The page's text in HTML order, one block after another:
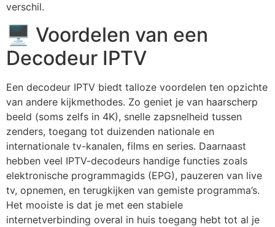
verschil.
🖥️ Voordelen van een
Decodeur IPTV
Een decodeur IPTV biedt talloze voordelen ten opzichte
van andere kijkmethodes. Zo geniet je van haarscherp
beeld (soms zelfs in 4K), snelle zapsnelheid tussen
zenders, toegang tot duizenden nationale en
internationale tv-kanalen, films en series. Daarnaast
hebben veel IPTV-decodeurs handige functies zoals
elektronische programmagids (EPG), pauzeren van live
tv, opnemen, en terugkijken van gemiste programma’s.
Het mooiste is dat je met een stabiele
internetverbinding overal in huis toegang hebt tot al je